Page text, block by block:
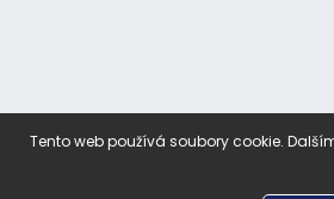
Tento web používá soubory cookie.